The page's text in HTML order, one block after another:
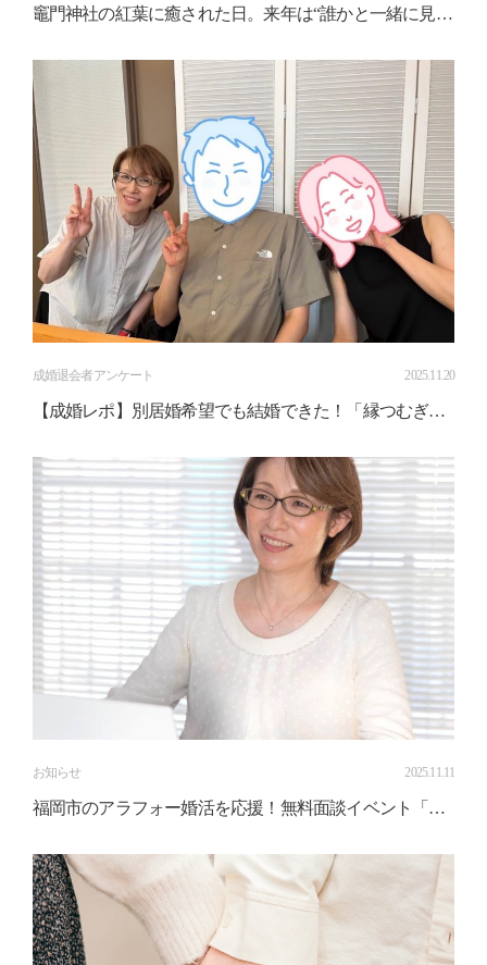
竈門神社の紅葉に癒された日。来年は“誰かと一緒に見る
成婚退会者アンケート 2025.11.20
【成婚レポ】別居婚希望でも結婚できた！「縁つむぎ」
お知らせ 2025.11.11
福岡市のアラフォー婚活を応援！無料面談イベント「仲